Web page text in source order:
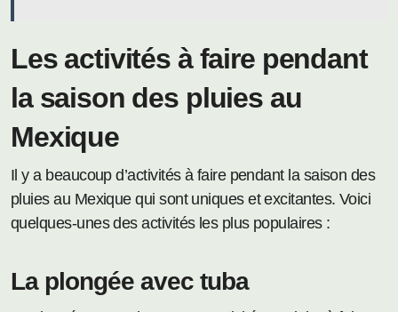
Les activités à faire pendant
la saison des pluies au
Mexique
Il y a beaucoup d’activités à faire pendant la saison des
pluies au Mexique qui sont uniques et excitantes. Voici
quelques-unes des activités les plus populaires :
La plongée avec tuba